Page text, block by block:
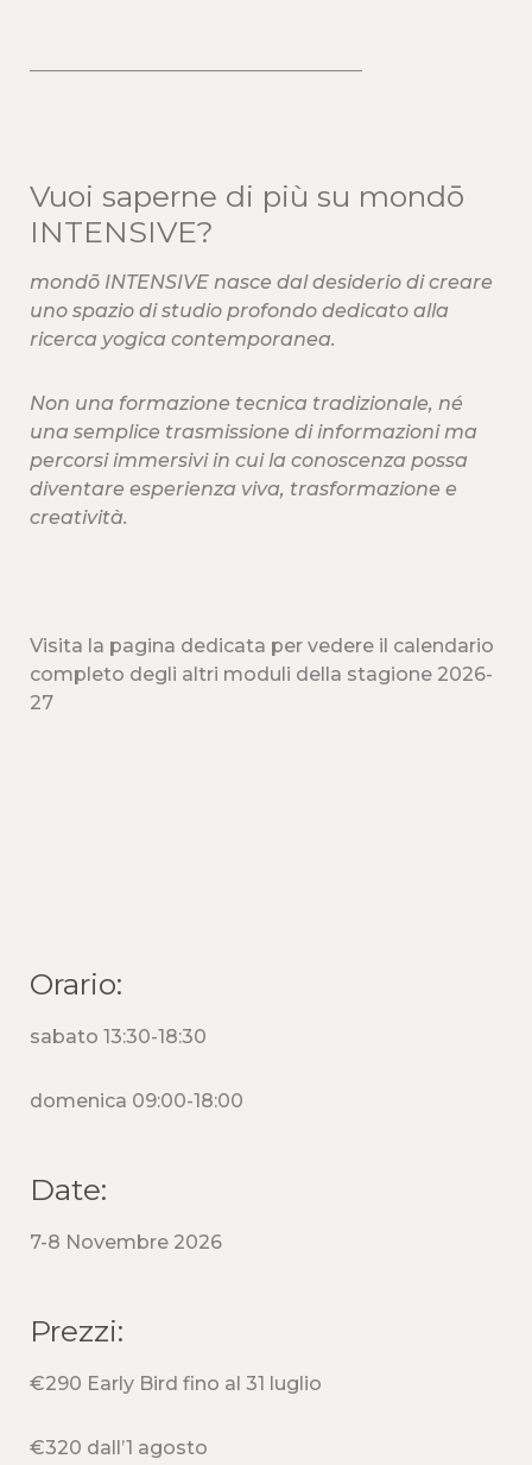
Vuoi saperne di più su mondō
INTENSIVE?
mondō INTENSIVE nasce dal desiderio di creare
uno spazio di studio profondo dedicato alla
ricerca yogica contemporanea.
Non una formazione tecnica tradizionale, né
una semplice trasmissione di informazioni ma
percorsi immersivi in cui la conoscenza possa
diventare esperienza viva, trasformazione e
creatività.
Visita la pagina dedicata per vedere il calendario
completo degli altri moduli della stagione 2026-
27
Orario:
sabato 13:30-18:30
domenica 09:00-18:00
Date:
7-8 Novembre 2026
Prezzi:
€290 Early Bird fino al 31 luglio
€320 dall’1 agosto